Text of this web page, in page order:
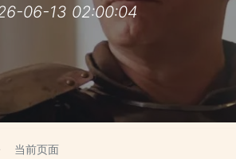
06-13 02:00:04
当前页面